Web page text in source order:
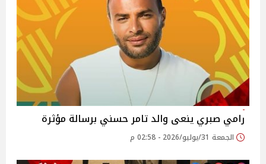
رامي صبري ينعى والد تامر حسني برسالة مؤثرة
الجمعة 31/يوليو/2026 - 02:58 م